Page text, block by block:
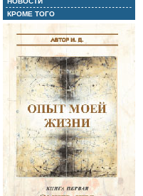
КРОМЕ ТОГО